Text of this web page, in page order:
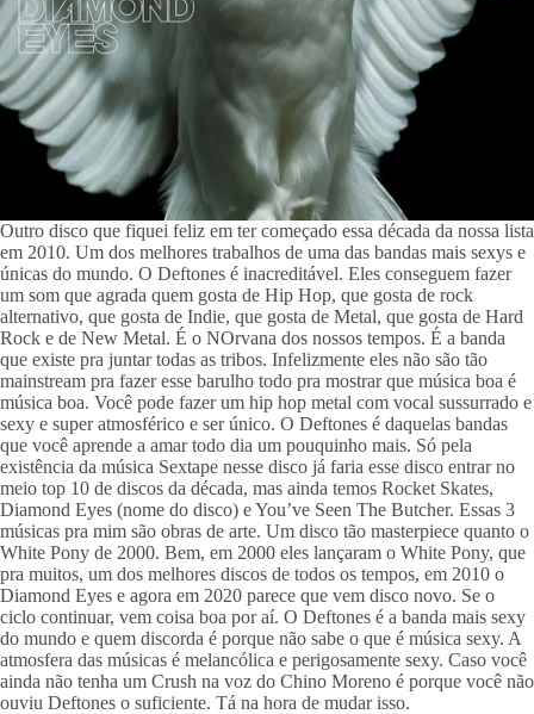
Outro disco que fiquei feliz em ter começado essa década da nossa lista
em 2010. Um dos melhores trabalhos de uma das bandas mais sexys e
únicas do mundo. O Deftones é inacreditável. Eles conseguem fazer
um som que agrada quem gosta de Hip Hop, que gosta de rock
alternativo, que gosta de Indie, que gosta de Metal, que gosta de Hard
Rock e de New Metal. É o NOrvana dos nossos tempos. É a banda
que existe pra juntar todas as tribos. Infelizmente eles não são tão
mainstream pra fazer esse barulho todo pra mostrar que música boa é
música boa. Você pode fazer um hip hop metal com vocal sussurrado e
sexy e super atmosférico e ser único. O Deftones é daquelas bandas
que você aprende a amar todo dia um pouquinho mais. Só pela
existência da música Sextape nesse disco já faria esse disco entrar no
meio top 10 de discos da década, mas ainda temos Rocket Skates,
Diamond Eyes (nome do disco) e You’ve Seen The Butcher. Essas 3
músicas pra mim são obras de arte. Um disco tão masterpiece quanto o
White Pony de 2000. Bem, em 2000 eles lançaram o White Pony, que
pra muitos, um dos melhores discos de todos os tempos, em 2010 o
Diamond Eyes e agora em 2020 parece que vem disco novo. Se o
ciclo continuar, vem coisa boa por aí. O Deftones é a banda mais sexy
do mundo e quem discorda é porque não sabe o que é música sexy. A
atmosfera das músicas é melancólica e perigosamente sexy. Caso você
ainda não tenha um Crush na voz do Chino Moreno é porque você não
ouviu Deftones o suficiente. Tá na hora de mudar isso.